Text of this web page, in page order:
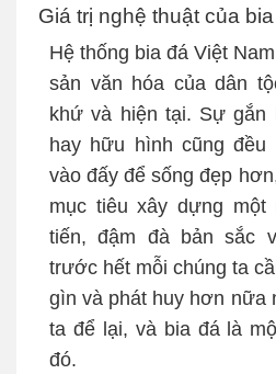
Giá trị nghệ thuật của
Hệ thống bia đá Việt
sản văn hóa của dân
khứ và hiện tại. Sự gắn
hay hữu hình cũng
vào đấy để sống đẹp
mục tiêu xây dựng một
tiến, đậm đà bản sắc
trước hết mỗi chúng ta
gìn và phát huy hơn nữa
ta để lại, và bia đá là
đó.